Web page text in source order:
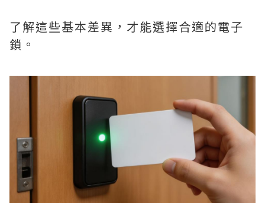
了解這些基本差異，才能選擇合適的電子
鎖。